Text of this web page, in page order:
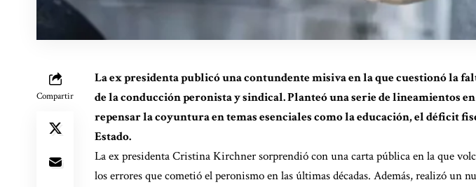
Compartir
La ex presidenta publicó una contundente misiva en la que cuestionó la
de la conducción peronista y sindical. Planteó una serie de lineamientos
repensar la coyuntura en temas esenciales como la educación, el déficit
Estado.
La ex presidenta Cristina Kirchner sorprendió con una carta pública en la que
los errores que cometió el peronismo en las últimas décadas. Además, realizó un